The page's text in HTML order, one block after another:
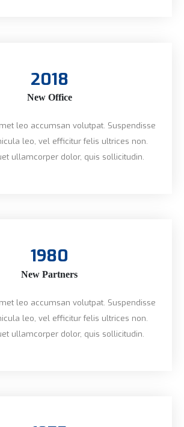
2018
New Office
leo accumsan volutpat. Suspendisse
leo, vel efficitur felis ultrices non.
ullamcorper dolor, quis sollicitudin.
1980
New Partners
leo accumsan volutpat. Suspendisse
leo, vel efficitur felis ultrices non.
ullamcorper dolor, quis sollicitudin.